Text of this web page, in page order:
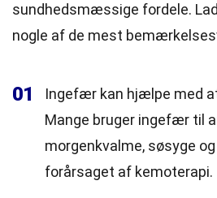
sundhedsmæssige fordele.
nogle af de mest
01
Ingefær kan hjælpe med
Mange bruger ingefær til
morgenkvalme, søsyge
forårsaget af kemoterapi.